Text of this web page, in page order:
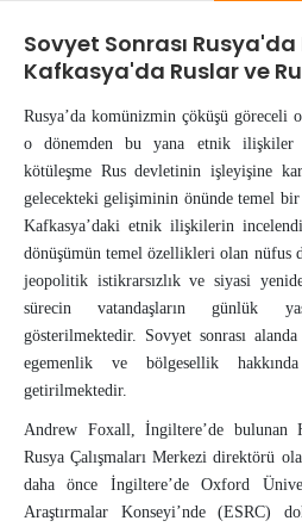
Sovyet Sonrası
Kafkasya'da Ruslar ve
Rusya’da komünizmin çöküşü göreceli
o dönemden bu yana etnik ilişkiler
kötüleşme Rus devletinin işleyişine
gelecekteki gelişiminin önünde temel
Kafkasya’daki etnik ilişkilerin
dönüşümün temel özellikleri olan nüfus
jeopolitik istikrarsızlık ve siyasi
sürecin vatandaşların günlük
gösterilmektedir. Sovyet sonrası
egemenlik ve bölgesellik
getirilmektedir.
Andrew Foxall, İngiltere’de bulunan
Rusya Çalışmaları Merkezi direktörü
daha önce İngiltere’de Oxford
Araştırmalar Konseyi’nde (ESRC)